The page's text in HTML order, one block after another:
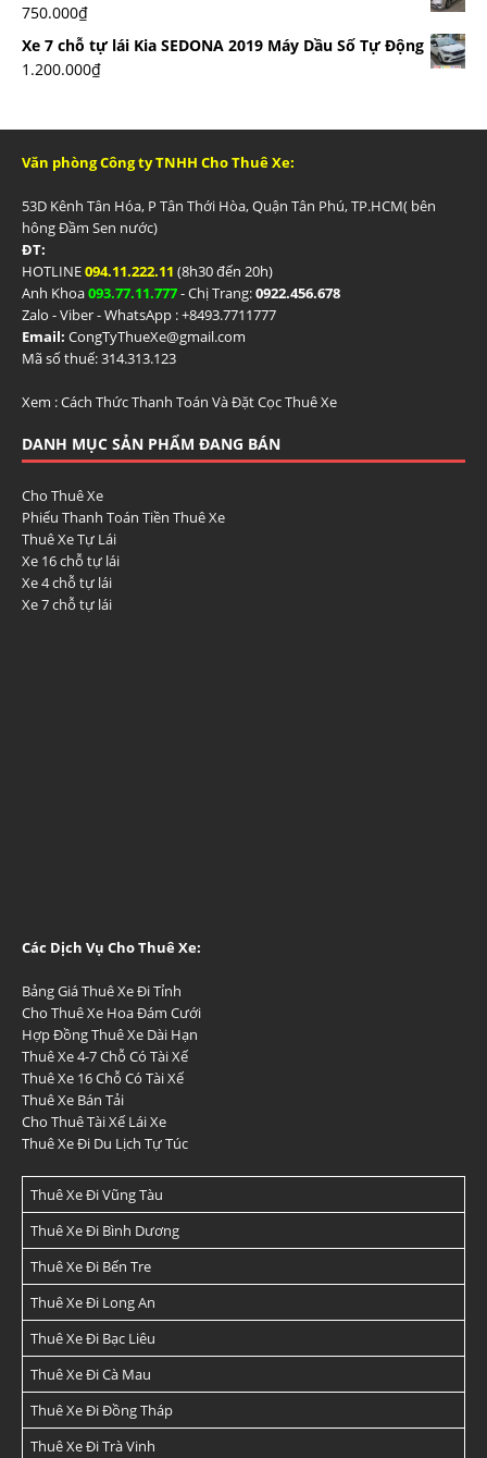
750.000₫
Xe 7 chỗ tự lái Kia SEDONA 2019 Máy Dầu Số Tự Động
1.200.000₫
Văn phòng Công ty TNHH Cho Thuê Xe:
53D Kênh Tân Hóa, P Tân Thới Hòa, Quận Tân Phú, TP.HCM( bên
hông Đầm Sen nước)
ĐT:
HOTLINE094.11.222.11 (8h30 đến 20h)
Anh Khoa093.77.11.777- Chị Trang:0922.456.678
Zalo - Viber - WhatsApp : +8493.7711777
Email: CongTyThueXe@gmail.com
Mã số thuế: 314.313.123
Xem :Cách Thức Thanh Toán Và Đặt Cọc Thuê Xe
DANH MỤC SẢN PHẨM ĐANG BÁN
Cho Thuê Xe
Phiếu Thanh Toán Tiền Thuê Xe
Thuê Xe Tự Lái
Xe 16 chỗ tự lái
Xe 4 chỗ tự lái
Xe 7 chỗ tự lái
Các Dịch Vụ Cho Thuê Xe:
Bảng Giá Thuê Xe Đi Tỉnh
Cho Thuê Xe Hoa Đám Cưới
Hợp Đồng Thuê Xe Dài Hạn
Thuê Xe 4-7 Chỗ Có Tài Xế
Thuê Xe 16 Chỗ Có Tài Xế
Thuê Xe Bán Tải
Cho Thuê Tài Xế Lái Xe
Thuê Xe Đi Du Lịch Tự Túc
Thuê Xe Đi Vũng Tàu
Thuê Xe Đi Bình Dương
Thuê Xe Đi Bến Tre
Thuê Xe Đi Long An
Thuê Xe Đi Bạc Liêu
Thuê Xe Đi Cà Mau
Thuê Xe Đi Đồng Tháp
Thuê Xe Đi Trà Vinh